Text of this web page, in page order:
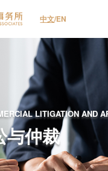
中文/EN
LITIGATION AND
与仲裁